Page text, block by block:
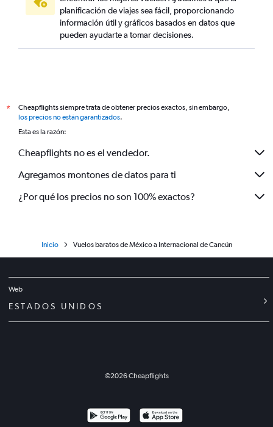
planificación de viajes sea fácil, proporcionando
información útil y gráficos basados en datos que
pueden ayudarte a tomar decisiones.
*
Cheapflights siempre trata de obtener precios exactos, sin embargo,
los precios no están garantizados.
Esta es la razón:
Cheapflights no es el vendedor.
Agregamos montones de datos para ti
¿Por qué los precios no son 100% exactos?
Inicio Vuelos baratos de México a Internacional de Cancún
Web
ESTADOS UNIDOS
©2026Cheapflights